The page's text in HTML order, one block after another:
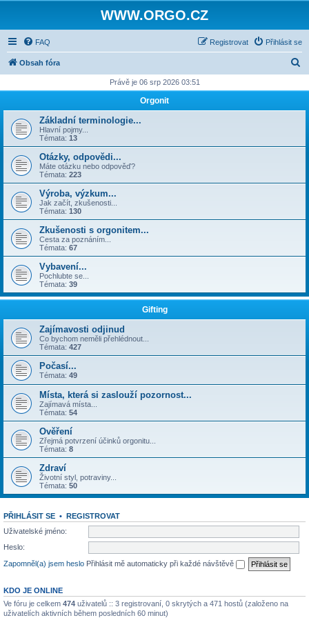
WWW.ORGO.CZ
FAQ Přihlásit se
Registrovat
Obsah fóra
d
t
Právě je 06 srp 2026 03:51
Orgonit
Základní terminologie...
Hlavní pojmy...
Témata: 13
Otázky, odpovědi...
Máte otázku nebo odpověď?
Témata: 223
Výroba, výzkum...
Jak začít, zkušenosti...
Témata: 130
Zkušenosti s orgonitem...
Cesta za poznáním...
Témata: 67
Vybavení...
Pochlubte se...
Témata: 39
Gifting
Zajímavosti odjinud
Co bychom neměli přehlédnout...
Témata: 427
Počasí...
Témata: 49
Místa, která si zaslouží pozornost...
Zajímavá místa...
Témata: 54
Ověření
Zřejmá potvrzení účinků orgonitu...
Témata: 8
Zdraví
Životní styl, potraviny...
Témata: 50
PŘIHLÁSIT SE • REGISTROVAT
Uživatelské jméno:
Heslo:
Zapomněl(a) jsem heslo Přihlásit mě automaticky při každé návštěvě
KDO JE ONLINE
Ve fóru je celkem 474 uživatelů :: 3 registrovaní, 0 skrytých a 471 hostů (založeno na
uživatelích aktivních během posledních 60 minut)